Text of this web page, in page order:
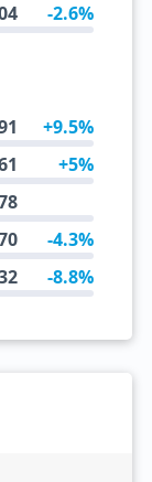
-2.6%
+9.5%
+5%
-4.3%
-8.8%